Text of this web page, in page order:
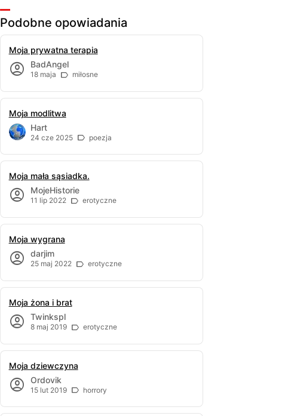
Podobne opowiadania
Moja prywatna terapia
BadAngel
18 maja miłosne
Moja modlitwa
Hart
24 cze 2025 poezja
Moja mała sąsiadka.
MojeHistorie
11 lip 2022 erotyczne
Moja wygrana
darjim
25 maj 2022 erotyczne
Moja żona i brat
Twinkspl
8 maj 2019 erotyczne
Moja dziewczyna
Ordovik
15 lut 2019 horrory